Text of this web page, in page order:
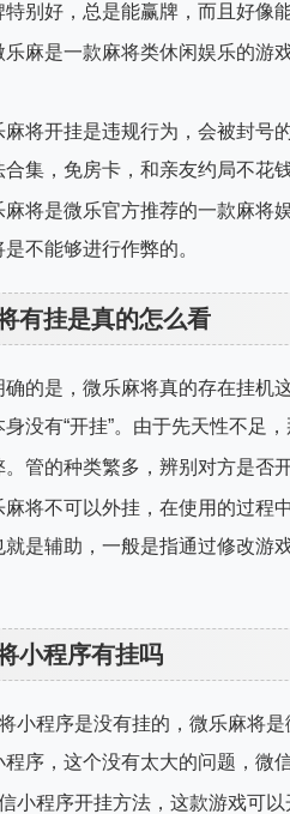
特别好，总是能赢牌，而且好像
乐麻是一款麻将类休闲娱乐的游
麻将开挂是违规行为，会被封号
集，免房卡，和亲友约局不花钱
麻将是微乐官方推荐的一款麻将
不能够进行作弊的。
有挂是真的怎么看
确的是，微乐麻将真的存在挂机
没有“开挂”。由于先天性不足
管的种类繁多，辨别对方是否
麻将不可以外挂，在使用的过程
就是辅助，一般是指通过修改游
小程序有挂吗
小程序是没有挂的，微乐麻将
程序，这个没有太大的问题，微
小程序开挂方法，这款游戏可